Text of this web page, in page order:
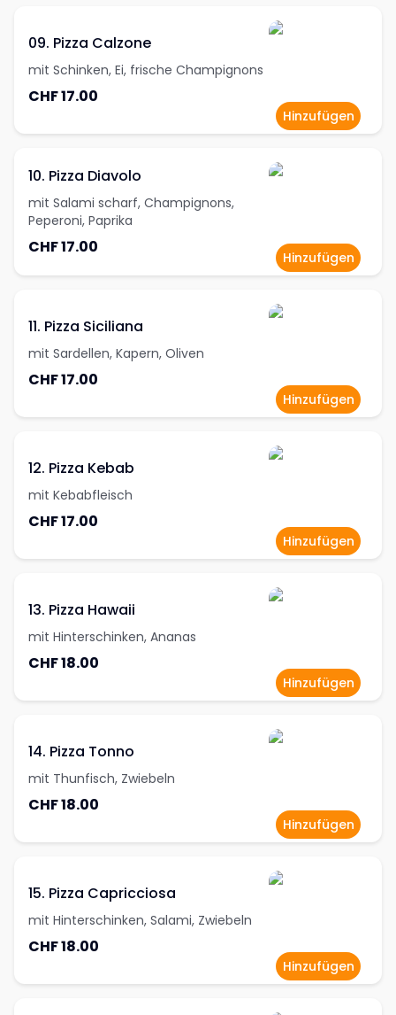
09. Pizza Calzone
mit Schinken, Ei, frische Champignons
CHF 17.00
Hinzufügen
10. Pizza Diavolo
mit Salami scharf, Champignons,
Peperoni, Paprika
CHF 17.00
Hinzufügen
11. Pizza Siciliana
mit Sardellen, Kapern, Oliven
CHF 17.00
Hinzufügen
12. Pizza Kebab
mit Kebabfleisch
CHF 17.00
Hinzufügen
13. Pizza Hawaii
mit Hinterschinken, Ananas
CHF 18.00
Hinzufügen
14. Pizza Tonno
mit Thunfisch, Zwiebeln
CHF 18.00
Hinzufügen
15. Pizza Capricciosa
mit Hinterschinken, Salami, Zwiebeln
CHF 18.00
Hinzufügen